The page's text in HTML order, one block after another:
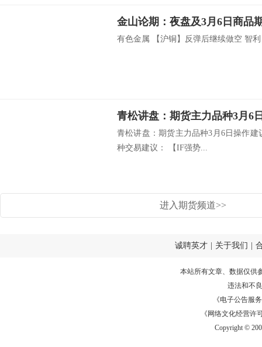
金山论期：夜盘及3月6日商品
有色金属 【沪铜】反弹后继续做空 智
青松讲盘：期货主力品种3月6
青松讲盘：期货主力品种3月6日操作
种交易建议： 【IF强势...
进入期货频道>>
诚聘英才 关于我们
本站所有文章、数据仅供
违法和不
《电子公告服务
《网络文化经营许
Copyright ©